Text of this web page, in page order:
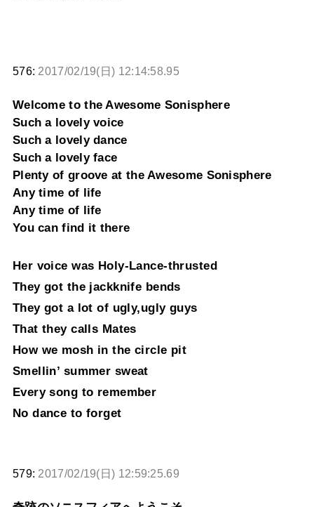
576: 2017/02/19(日) 12:14:58.95
Welcome to the Awesome Sonisphere
Such a lovely voice
Such a lovely dance
Such a lovely face
Plenty of groove at the Awesome Sonisphere
Any time of life
Any time of life
You can find it there
Her voice was Holy-Lance-thrusted
They got the jackknife bends
They got a lot of ugly,ugly guys
That they calls Mates
How we mosh in the circle pit
Smellin’ summer sweat
Every song to remember
No dance to forget
579: 2017/02/19(日) 12:59:25.69